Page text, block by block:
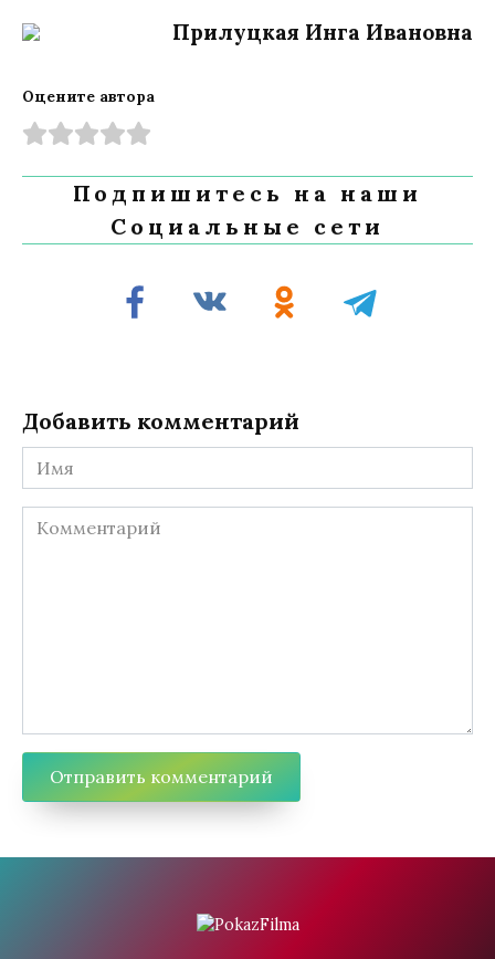
Прилуцкая Инга Ивановна
Оцените автора
Подпишитесь на наши
Социальные сети
Добавить комментарий
Имя
Комментарий